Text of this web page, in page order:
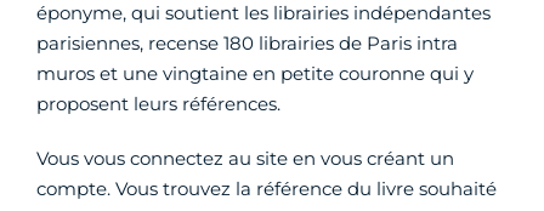
éponyme, qui soutient les librairies indépendantes
parisiennes, recense 180 librairies de Paris intra
muros et une vingtaine en petite couronne qui y
proposent leurs références.
Vous vous connectez au site en vous créant un
compte. Vous trouvez la référence du livre souhaité